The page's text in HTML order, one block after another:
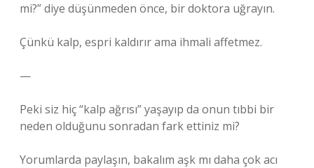
mi?” diye düşünmeden önce, bir doktora uğrayın.
Çünkü kalp, espri kaldırır ama ihmali affetmez.
—
Peki siz hiç “kalp ağrısı” yaşayıp da onun tıbbi bir
neden olduğunu sonradan fark ettiniz mi?
Yorumlarda paylaşın, bakalım aşk mı daha çok acı